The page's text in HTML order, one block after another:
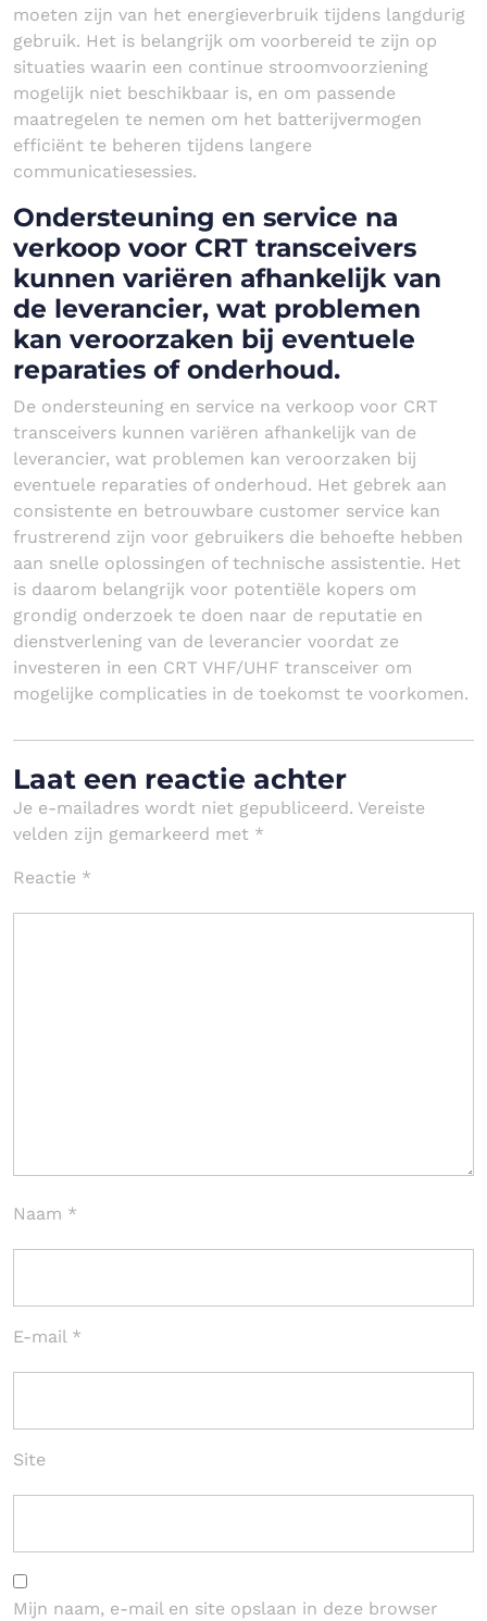
moeten zijn van het energieverbruik tijdens langdurig
gebruik. Het is belangrijk om voorbereid te zijn op
situaties waarin een continue stroomvoorziening
mogelijk niet beschikbaar is, en om passende
maatregelen te nemen om het batterijvermogen
efficiënt te beheren tijdens langere
communicatiesessies.
Ondersteuning en service na
verkoop voor CRT transceivers
kunnen variëren afhankelijk van
de leverancier, wat problemen
kan veroorzaken bij eventuele
reparaties of onderhoud.
De ondersteuning en service na verkoop voor CRT
transceivers kunnen variëren afhankelijk van de
leverancier, wat problemen kan veroorzaken bij
eventuele reparaties of onderhoud. Het gebrek aan
consistente en betrouwbare customer service kan
frustrerend zijn voor gebruikers die behoefte hebben
aan snelle oplossingen of technische assistentie. Het
is daarom belangrijk voor potentiële kopers om
grondig onderzoek te doen naar de reputatie en
dienstverlening van de leverancier voordat ze
investeren in een CRT VHF/UHF transceiver om
mogelijke complicaties in de toekomst te voorkomen.
Laat een reactie achter
Je e-mailadres wordt niet gepubliceerd. Vereiste
velden zijn gemarkeerd met *
Reactie *
Naam *
E-mail *
Site
Mijn naam, e-mail en site opslaan in deze browser